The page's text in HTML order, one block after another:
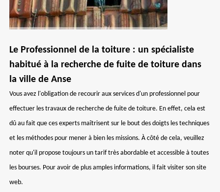
Le Professionnel de la toiture : un spécialiste
habitué à la recherche de fuite de toiture dans
la ville de Anse
Vous avez l'obligation de recourir aux services d'un professionnel pour
effectuer les travaux de recherche de fuite de toiture. En effet, cela est
dû au fait que ces experts maîtrisent sur le bout des doigts les techniques
et les méthodes pour mener à bien les missions. À côté de cela, veuillez
noter qu'il propose toujours un tarif très abordable et accessible à toutes
les bourses. Pour avoir de plus amples informations, il fait visiter son site
web.